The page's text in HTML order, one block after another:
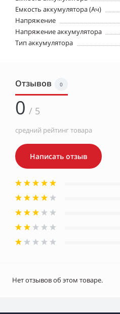
Емкость аккумулятора (Ач)
Напряжение
Напряжение аккумулятора
Тип аккумулятора
Отзывов 0
0 / 5
средний рейтинг товара
Написать отзыв
Нет отзывов об этом товаре.